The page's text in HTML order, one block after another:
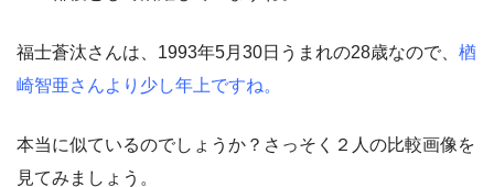
福士蒼汰さんは、1993年5月30日うまれの28歳なので、 楢
崎智亜さんより少し年上ですね。
本当に似ているのでしょうか？さっそく２人の比較画像を
見てみましょう。